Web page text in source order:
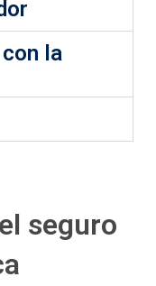
la
seguro